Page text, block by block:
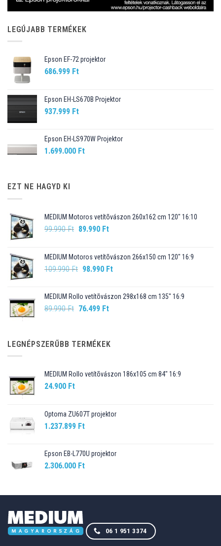
LEGÚJABB TERMÉKEK
Epson EF-72 projektor
686.999 Ft
Epson EH-LS670B Projektor
937.999 Ft
Epson EH-LS970W Projektor
1.699.000 Ft
EZT NE HAGYD KI
MEDIUM Motoros vetítõvászon 260x162 cm 120" 16:10
99.990Ft Original
99.990 Ft.
89.990 FtCurrent
89.990 Ft.
MEDIUM Motoros vetítõvászon 266x150 cm 120" 16:9
109.990Ft Original
109.990 Ft.
98.990 FtCurrent
98.990 Ft.
MEDIUM Rollo vetítõvászon 298x168 cm 135" 16:9
89.990Ft Original
89.990 Ft.
76.499 FtCurrent
76.499 Ft.
LEGNÉPSZERŰBB TERMÉKEK
MEDIUM Rollo vetítõvászon 186x105 cm 84" 16:9
24.900 Ft
Optoma ZU607T projektor
1.237.899 Ft
Epson EB-L770U projektor
2.306.000 Ft
06 1 951 3374